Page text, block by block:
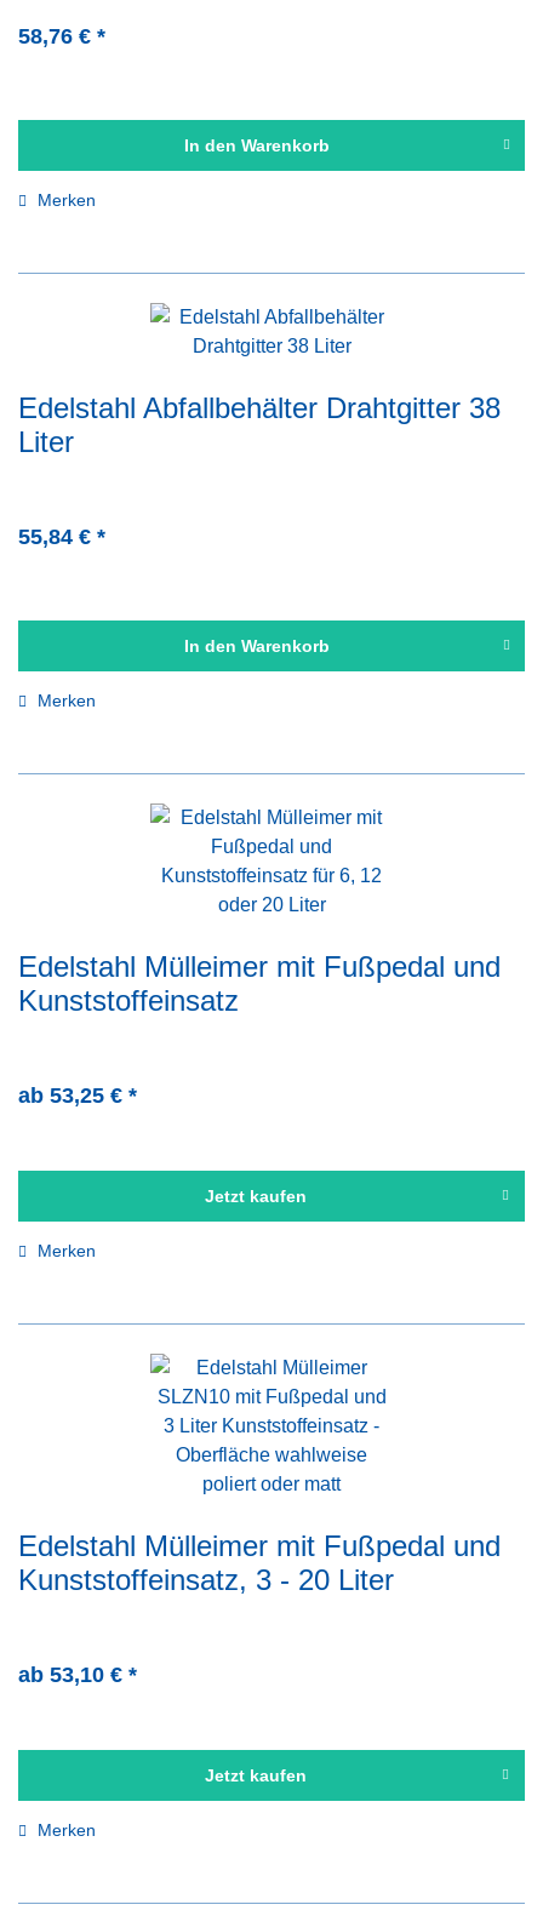
58,76 € *
In den Warenkorb
Merken
Edelstahl Abfallbehälter Drahtgitter 38
Liter
55,84 € *
In den Warenkorb
Merken
Edelstahl Mülleimer mit Fußpedal und
Kunststoffeinsatz
ab 53,25 € *
Jetzt kaufen
Merken
Edelstahl Mülleimer mit Fußpedal und
Kunststoffeinsatz, 3 - 20 Liter
ab 53,10 € *
Jetzt kaufen
Merken